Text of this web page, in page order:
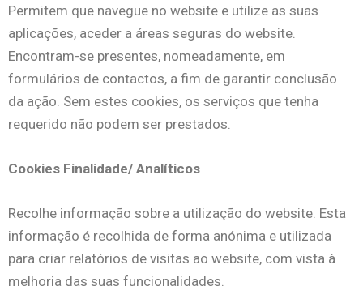
Permitem que navegue no website e utilize as suas
aplicações, aceder a áreas seguras do website.
Encontram-se presentes, nomeadamente, em
formulários de contactos, a fim de garantir conclusão
da ação. Sem estes cookies, os serviços que tenha
requerido não podem ser prestados.
Cookies Finalidade/ Analíticos
Recolhe informação sobre a utilização do website. Esta
informação é recolhida de forma anónima e utilizada
para criar relatórios de visitas ao website, com vista à
melhoria das suas funcionalidades.